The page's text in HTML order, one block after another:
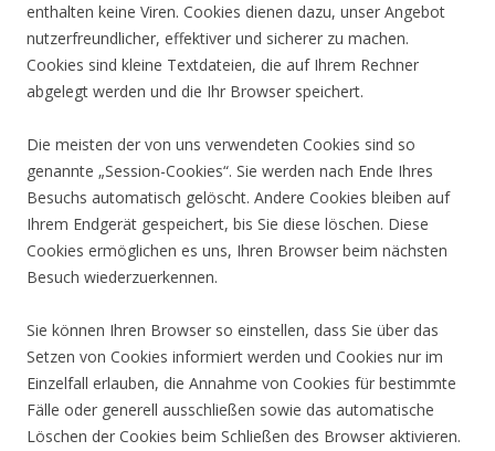
enthalten keine Viren. Cookies dienen dazu, unser Angebot
nutzerfreundlicher, effektiver und sicherer zu machen.
Cookies sind kleine Textdateien, die auf Ihrem Rechner
abgelegt werden und die Ihr Browser speichert.
Die meisten der von uns verwendeten Cookies sind so
genannte „Session-Cookies“. Sie werden nach Ende Ihres
Besuchs automatisch gelöscht. Andere Cookies bleiben auf
Ihrem Endgerät gespeichert, bis Sie diese löschen. Diese
Cookies ermöglichen es uns, Ihren Browser beim nächsten
Besuch wiederzuerkennen.
Sie können Ihren Browser so einstellen, dass Sie über das
Setzen von Cookies informiert werden und Cookies nur im
Einzelfall erlauben, die Annahme von Cookies für bestimmte
Fälle oder generell ausschließen sowie das automatische
Löschen der Cookies beim Schließen des Browser aktivieren.